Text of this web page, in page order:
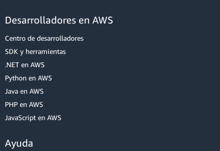
Desarrolladores en AWS
Centro de desarrolladores
SDK y herramientas
.NET en AWS
Python en AWS
Java en AWS
PHP en AWS
JavaScript en AWS
Ayuda